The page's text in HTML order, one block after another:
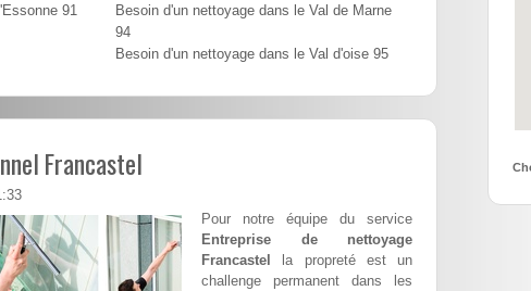
91
Besoin d'un nettoyage dans le Val de Marne
94
Besoin d'un nettoyage dans le Val d'oise 95
Francastel
Pour notre équipe du service
Entreprise de nettoyage
Francastel
la propreté est un
challenge permanent dans les